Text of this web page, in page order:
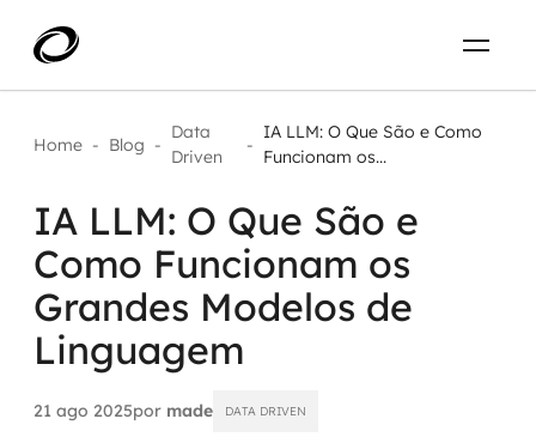
Aplicar IA com impacto real
AI / Machine Learning
IA Generativa
Agentes de IA
Projetos
Carreira
Home - Blog -
Data
Driven
-
IA LLM: O Que São e Como
Funcionam os...
IA LLM: O Que São e
Como Funcionam os
Grandes Modelos de
Linguagem
21 ago 2025por made DATA DRIVEN